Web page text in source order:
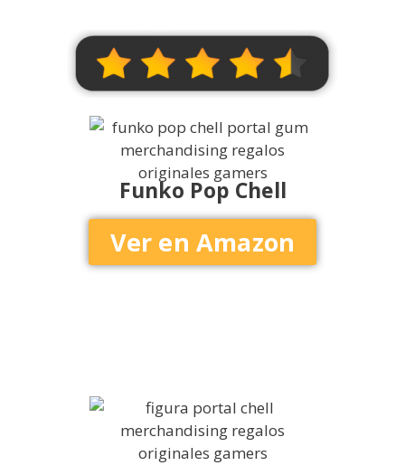
Funko Pop Chell
Ver en Amazon